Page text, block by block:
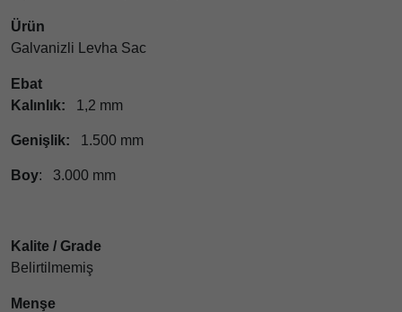
Ürün
Galvanizli Levha Sac
Ebat
Kalınlık:
1,2 mm
Genişlik: 1.500 mm
Boy: 3.000 mm
Kalite / Grade
Belirtilmemiş
Menşe